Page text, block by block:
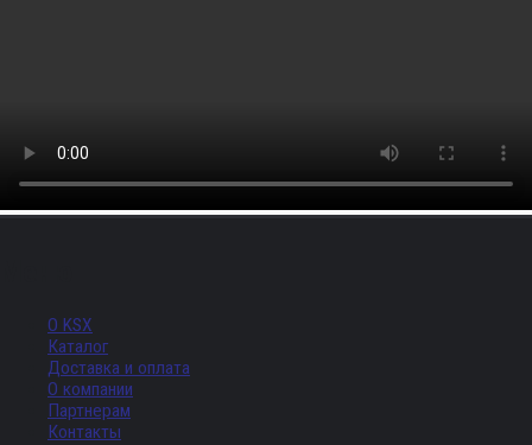
О KSX
Каталог
Доставка и оплата
О компании
Партнерам
Контакты